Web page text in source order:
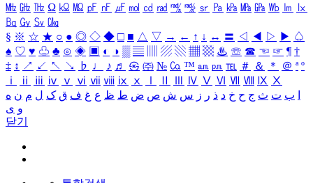
㎒ ㎓ ㎔ Ω ㏀ ㏁ ㎊ ㎋ ㎌ ㏖ ㏅ ㎭ ㎮ ㎯ ㏛ ㎩ ㎪ ㎫ ㎬ ㏝ ㏐
㏓
㏃ ㏉ ㏜ ㏆
§ ※ ☆ ★ ○ ● ◎ ◇ ◆ □ ■ △ ▽ → ← ↑ ↓ ↔ 〓 ◁ ◀ ▷ ▶ ♤
♠ ♡ ♥ ♧ ♣ ⊙ ◈ ▣ ◐ ◑ ▒ ▤ ▨ ▧ ▦ ▩ ♨ ☏ ☎ ☜ ☞ ¶ †
‡ ↕ ↗ ↙ ↖ ↘ ♭ ♩ ♪ ♬ ㉿ ㈜ № ㏇ ™ ㏂ ㏘ ℡ ＃ ＆ ＊ ＠ ª º
ⅰ
ⅱ ⅲ ⅳ ⅴ ⅵ ⅶ ⅷ ⅸ ⅹ Ⅳ Ⅴ Ⅵ Ⅶ Ⅷ Ⅸ Ⅹ
ب ت ث ج ح خ د ذ ر ز س ش ص ض ط ظ ع غ ف ق ک ل م ن ه
و ی
닫기